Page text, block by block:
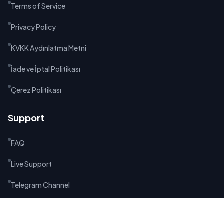
Terms of Service
Privacy Policy
KVKK Aydınlatma Metni
İade ve İptal Politikası
Çerez Politikası
Support
FAQ
Live Support
Telegram Channel